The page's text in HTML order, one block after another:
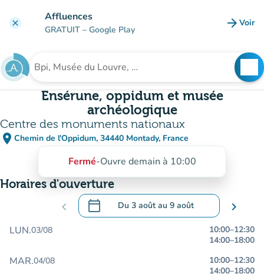
clear Affluences
GRATUIT – Google Play arrow_forward Voir
Rechercher un établissement
Ensérune, oppidum et musée
archéologique
Centre des monuments nationaux
place Chemin de l'Oppidum, 34440 Montady, France
(ouvrir dans Google Maps)
(nouvel onglet)
Fermé-Ouvre demain à 10:00
Horaires d'ouverture
chevron_left calendar_today Du 3 aoûtau 9 août
.Ouvrir le calendrier pour changer de
chevron_right
LUN.03/08 10:00–12:30
14:00–18:00
MAR.04/08 10:00–12:30
14:00–18:00